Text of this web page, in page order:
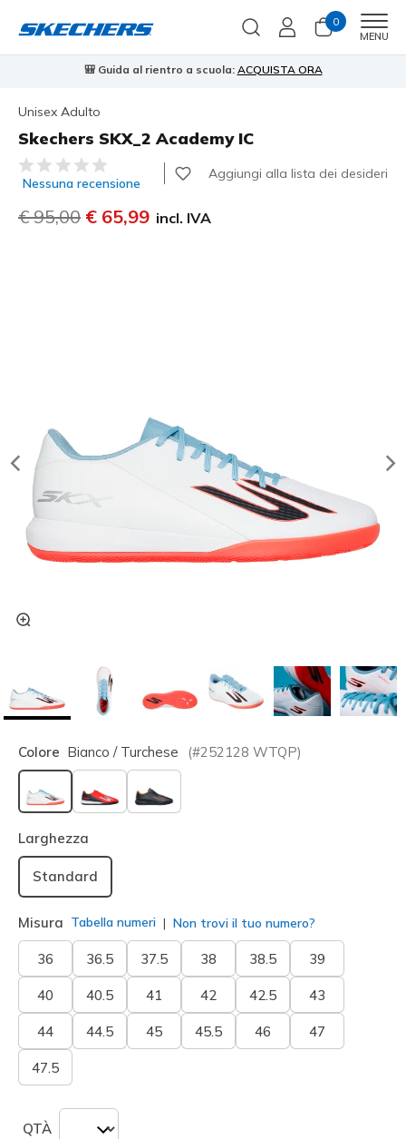
0
MENU
Skechers VIP:reso gratuito entro 45 giorni per i memberi
Unisex Adulto
Skechers SKX_2 Academy IC
Valutazione cliente 3,6 su 5
Nessuna recensione
Aggiungi alla lista dei desideri
Prezzo ridotto da
€ 95,00 per
€ 65,99 incl. IVA
Colore Bianco / Turchese (#252128 WTQP)
selezionato
Larghezza
Standard
Misura Tabella numeri Non trovi il tuo numero?
36 36.5 37.5 38 38.5 39
40 40.5 41 42 42.5 43
44 44.5 45 45.5 46 47
47.5
QTÀ